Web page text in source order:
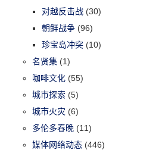
对越反击战 (30)
朝鲜战争 (96)
珍宝岛冲突 (10)
名贤集 (1)
咖啡文化 (55)
城市探索 (5)
城市火灾 (6)
多伦多春晚 (11)
媒体网络动态 (446)